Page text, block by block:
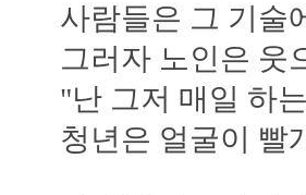
사람들은 그 기술
그러자 노인은 웃
"난 그저 매일 하
청년은 얼굴이 빨